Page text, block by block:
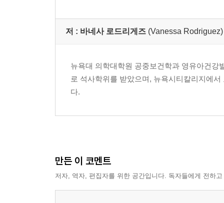
저 : 바네사 로드리게즈 (Vanessa Rodriguez)
뉴욕대 의학대학원 공중보건학과 영유아건
로 석사학위를 받았으며, 뉴욕시티칼리지에
다.
만든 이 코멘트
저자, 역자, 편집자를 위한 공간입니다. 독자들에게 전하